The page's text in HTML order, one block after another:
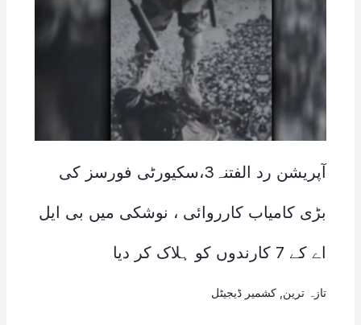
آپریشن رد الفتنہ3،سکیورٹی فورسز کی
بڑی کامیاب کارروائی ، نوشکی میں بی ایل
اے کے 7 کارندوں کو ہلاک کر دیا
تازہ ترین کشمیر ڈیجیٹل